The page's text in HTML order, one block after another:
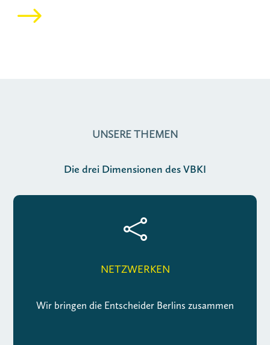
$
UNSERE THEMEN
Die drei Dimensionen des VBKI

NETZWERKEN
Wir bringen die Entscheider Berlins zusammen